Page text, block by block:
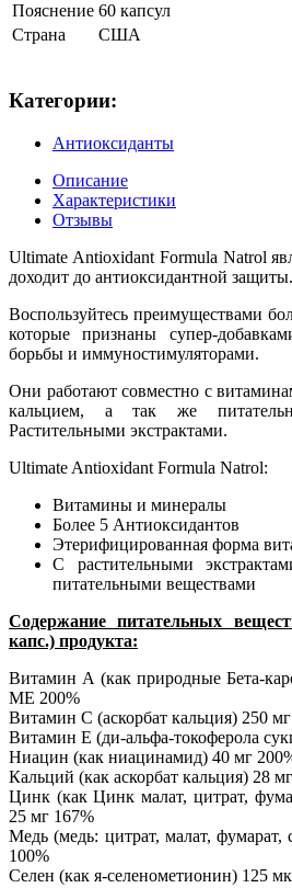
Пояснение 60 капсул
Страна
США
Категории:
Антиоксиданты
Описание
Характеристики
Отзывы
Ultimate Antioxidant Formula Natrol
доходит до антиоксидантной защиты.
Воспользуйтесь преимуществами
которые признаны супер-
борьбы и иммуностимуляторами.
Они работают совместно с
кальцием, а так же
Растительными экстрактами.
Ultimate Antioxidant Formula Natrol:
Витамины и минералы
Более 5 Антиоксидантов
Этерифицированная форма
С растительными
питательными веществами
Содержание питательных
капс.) продукта:
Витамин А (как природные Бета-
МЕ 200%
Витамин С (аскорбат кальция) 250
Витамин Е (ди-альфа-токоферола
Ниацин (как ниацинамид) 40 мг
Кальций (как аскорбат кальция) 28
Цинк (как Цинк малат, цитрат,
25 мг 167%
Медь (медь: цитрат, малат,
100%
Селен (как я-селенометионин) 125